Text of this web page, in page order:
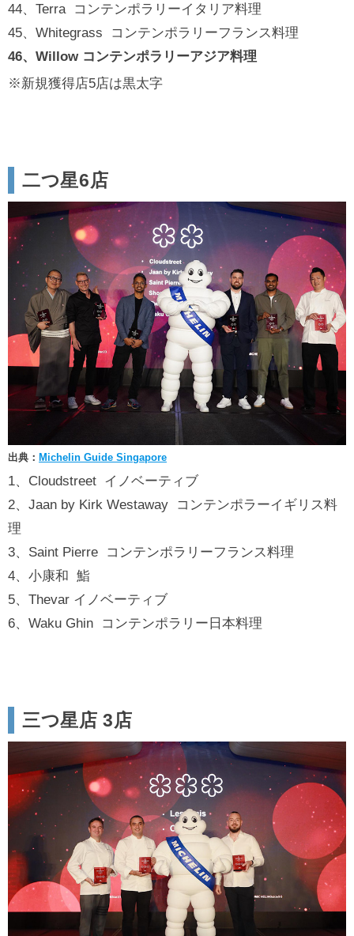
44、Terra コンテンポラリーイタリア料理
45、Whitegrass コンテンポラリーフランス料理
46、Willow コンテンポラリーアジア料理
※新規獲得店5店は黒太字
二つ星6店
出典： Michelin Guide Singapore
1、Cloudstreet イノベーティブ
2、Jaan by Kirk Westaway コンテンポラーイギリス料
理
3、Saint Pierre コンテンポラリーフランス料理
4、小康和 鮨
5、Thevar イノベーティブ
6、Waku Ghin コンテンポラリー日本料理
三つ星店 3店